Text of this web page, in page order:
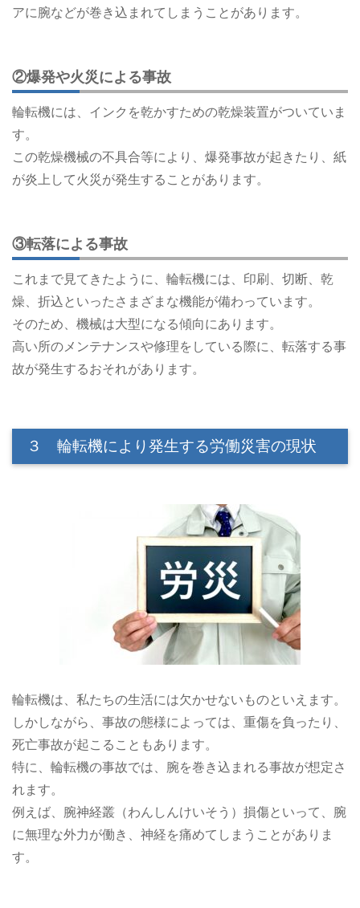
アに腕などが巻き込まれてしまうことがあります。
②爆発や火災による事故
輪転機には、インクを乾かすための乾燥装置がついていま
す。
この乾燥機械の不具合等により、爆発事故が起きたり、紙
が炎上して火災が発生することがあります。
③転落による事故
これまで見てきたように、輪転機には、印刷、切断、乾
燥、折込といったさまざまな機能が備わっています。
そのため、機械は大型になる傾向にあります。
高い所のメンテナンスや修理をしている際に、転落する事
故が発生するおそれがあります。
３ 輪転機により発生する労働災害の現状
輪転機は、私たちの生活には欠かせないものといえます。
しかしながら、事故の態様によっては、重傷を負ったり、
死亡事故が起こることもあります。
特に、輪転機の事故では、腕を巻き込まれる事故が想定さ
れます。
例えば、腕神経叢（わんしんけいそう）損傷といって、腕
に無理な外力が働き、神経を痛めてしまうことがありま
す。